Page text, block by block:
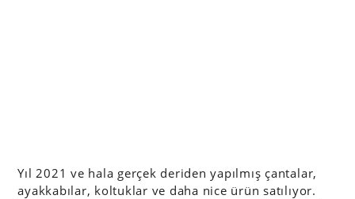
Yıl 2021 ve hala gerçek deriden yapılmış çantalar,
ayakkabılar, koltuklar ve daha nice ürün satılıyor.